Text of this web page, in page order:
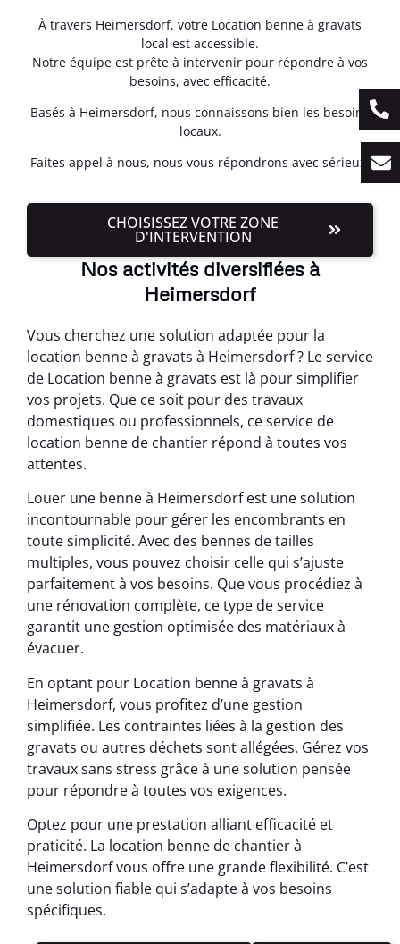
À travers Heimersdorf, votre Location benne à gravats
local est accessible.
Notre équipe est prête à intervenir pour répondre à vos
besoins, avec efficacité.
Basés à Heimersdorf, nous connaissons bien les besoins
locaux.
Faites appel à nous, nous vous répondrons avec sérieux.
CHOISISSEZ VOTRE ZONE
D'INTERVENTION
Nos activités diversifiées à
Heimersdorf
Vous cherchez une solution adaptée pour la
location benne à gravats à Heimersdorf ? Le service
de Location benne à gravats est là pour simplifier
vos projets. Que ce soit pour des travaux
domestiques ou professionnels, ce service de
location benne de chantier répond à toutes vos
attentes.
Louer une benne à Heimersdorf est une solution
incontournable pour gérer les encombrants en
toute simplicité. Avec des bennes de tailles
multiples, vous pouvez choisir celle qui s’ajuste
parfaitement à vos besoins. Que vous procédiez à
une rénovation complète, ce type de service
garantit une gestion optimisée des matériaux à
évacuer.
En optant pour Location benne à gravats à
Heimersdorf, vous profitez d’une gestion
simplifiée. Les contraintes liées à la gestion des
gravats ou autres déchets sont allégées. Gérez vos
travaux sans stress grâce à une solution pensée
pour répondre à toutes vos exigences.
Optez pour une prestation alliant efficacité et
praticité. La location benne de chantier à
Heimersdorf vous offre une grande flexibilité. C’est
une solution fiable qui s’adapte à vos besoins
spécifiques.